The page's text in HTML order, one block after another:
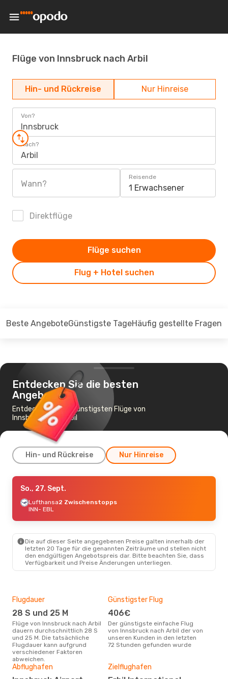
Flüge von Innsbruck nach Arbil
Hin- und Rückreise Nur Hinreise
Von?
Innsbruck
Nach?
Arbil
Wann?
Reisende
1 Erwachsener
Direktflüge
Flug + Hotel suchen
Flüge suchen
Beste AngeboteGünstigste TageHäufig gestellte Fragen
Entdecken Sie die besten
Angebote
Entdecken Sie die günstigsten Flüge von
Innsbruck nach Arbil
Hin- und Rückreise Nur Hinreise
Mo., 7. Sept.- Mo., 14. Sept.
Lufthansa2 Zwischenstopps
INN- EBL
2 Zwischenstopps
So., 27. Sept.
Lufthansa2 Zwischenstopps
INN- EBL
Die auf dieser Seite angegebenen Preise galten innerhalb der
letzten 20 Tage für die genannten Zeiträume und stellen nicht
den endgültigen Angebotspreis dar. Bitte beachten Sie, dass
Verfügbarkeit und Preise Änderungen unterliegen.
Flugdauer
28 S und 25 M
Flüge von Innsbruck nach Arbil
dauern durchschnittlich 28 S
und 25 M. Die tatsächliche
Flugdauer kann aufgrund
verschiedener Faktoren
abweichen.
Günstigster Flug
406€
Der günstigste einfache Flug
von Innsbruck nach Arbil der von
unseren Kunden in den letzten
72 Stunden gefunden wurde
Abflughafen Zielflughafen